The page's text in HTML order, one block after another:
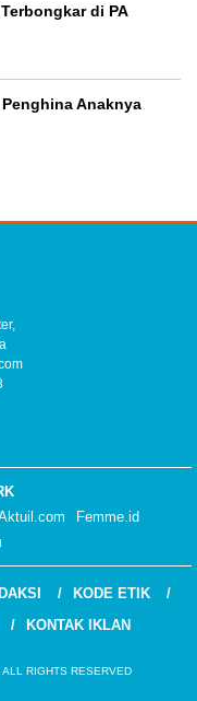
di PA
Anaknya
Femme.id
KODE ETIK
KONTAK IKLAN
RIGHTS RESERVED